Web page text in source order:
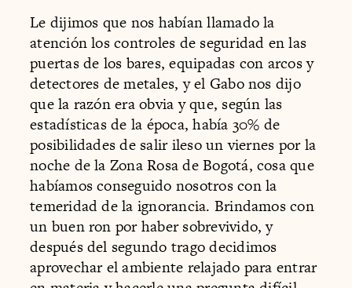
Le dijimos que nos habían llamado la
atención los controles de seguridad en las
puertas de los bares, equipadas con arcos y
detectores de metales, y el Gabo nos dijo
que la razón era obvia y que, según las
estadísticas de la época, había 30% de
posibilidades de salir ileso un viernes por la
noche de la Zona Rosa de Bogotá, cosa que
habíamos conseguido nosotros con la
temeridad de la ignorancia. Brindamos con
un buen ron por haber sobrevivido, y
después del segundo trago decidimos
aprovechar el ambiente relajado para entrar